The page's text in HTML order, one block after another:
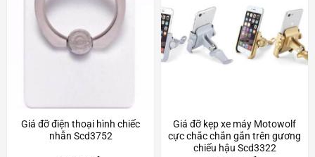
Giá đỡ điện thoại hình chiếc
nhẫn Scd3752
Giá đỡ kẹp xe máy Motowolf
cực chắc chắn gắn trên gương
chiếu hậu Scd3322